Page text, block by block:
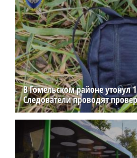
В Гомельском районе утонул
Следователи проводят